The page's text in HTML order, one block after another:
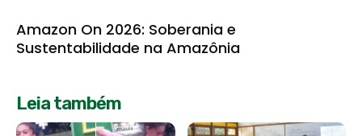
Amazon On 2026: Soberania e
Sustentabilidade na Amazônia
Leia também